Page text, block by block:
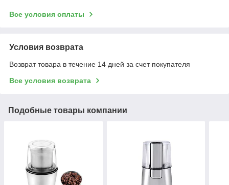
Все условия оплаты
Условия возврата
Возврат товара в течение 14 дней за счет покупателя
Все условия возврата
Подобные товары компании